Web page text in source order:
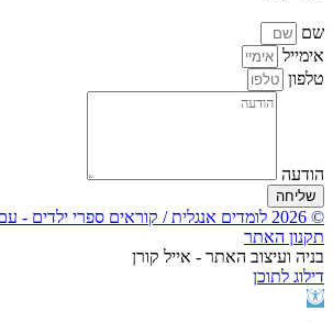
שם
אימייל
טלפון
הודעה
שליחה
© 2026 לומדים אנגלית / קוראים ספרי ילדים - עם ד"ר לאה קירשנברג
תקנון האתר
בניה ועיצוב האתר - אייל קורן
Scroll
Up
דילוג לתוכן
פתח